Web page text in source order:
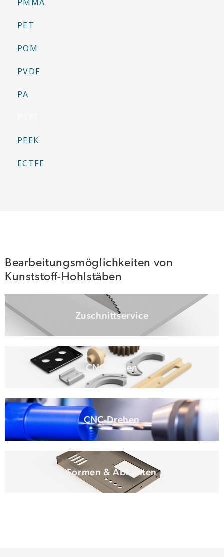
PMMA
PET
POM
PVDF
PA
PEEK
ECTFE
Bearbeitungsmöglichkeiten von
Kunststoff-Hohlstäben
Zuschnittservice
CNC Fräsen
CNC-Drehen
Formen & Abkanten